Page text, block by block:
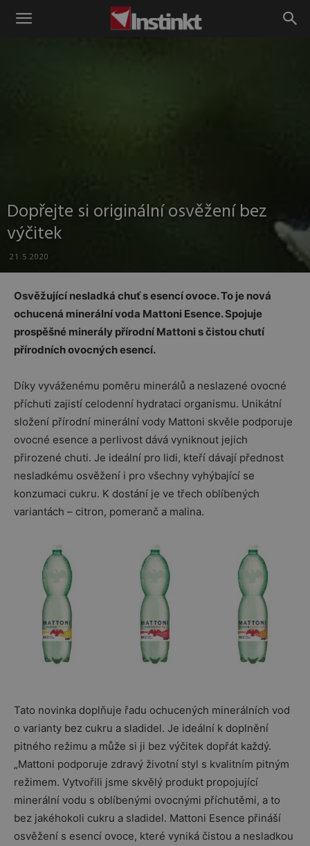
Instinkt
Dopřejte si originální osvěžení bez
výčitek
21.5.2020
Osvěžující nesladká chuť s esencí ovoce. To je nová
ochucená minerální voda Mattoni Esence. Spojuje
prospěšné minerály přírodní Mattoni s čistou chutí
přírodních ovocných esencí.
Díky vyváženému poměru minerálů a neslazené ovocné
příchuti zajistí celodenní hydrataci organismu. Unikátní
složení přírodní minerální vody Mattoni skvěle podporuje
ovocné esence a perlivost dává vyniknout jejich
přirozené chuti. Je ideální pro lidi, kteří dávají přednost
nesladkému osvěžení i pro všechny vyhýbající se
konzumaci cukru. K dostání je ve třech oblíbených
variantách – citron, pomeranč a malina.
Tato novinka doplňuje řadu ochucených minerálních vod
o varianty bez cukru a sladidel. Je ideální k doplnění
pitného režimu a může si ji bez výčitek dopřát každý.
„Mattoni podporuje zdravý životní styl s kvalitním pitným
režimem. Vytvořili jsme skvělý produkt propojující
minerální vodu s oblíbenými ovocnými příchutěmi, a to
bez jakéhokoli cukru a sladidel. Mattoni Esence přináší
osvěžení s esencí ovoce, které vyniká čistou a nesladkou